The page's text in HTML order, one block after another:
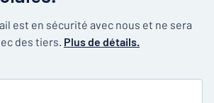
est en sécurité avec nous et ne sera
des tiers. Plus de détails.